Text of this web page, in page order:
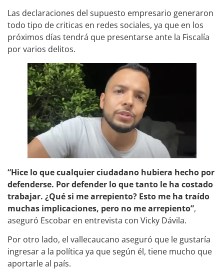
Las declaraciones del supuesto empresario generaron
todo tipo de criticas en redes sociales, ya que en los
próximos días tendrá que presentarse ante la Fiscalía
por varios delitos.
“Hice lo que cualquier ciudadano hubiera hecho por
defenderse. Por defender lo que tanto le ha costado
trabajar. ¿Qué si me arrepiento? Esto me ha traído
muchas implicaciones, pero no me arrepiento”,
aseguró Escobar en entrevista con Vicky Dávila.
Por otro lado, el vallecaucano aseguró que le gustaría
ingresar a la política ya que según él, tiene mucho que
aportarle al país.